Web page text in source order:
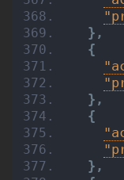
} ,
{
} ,
{
} ,